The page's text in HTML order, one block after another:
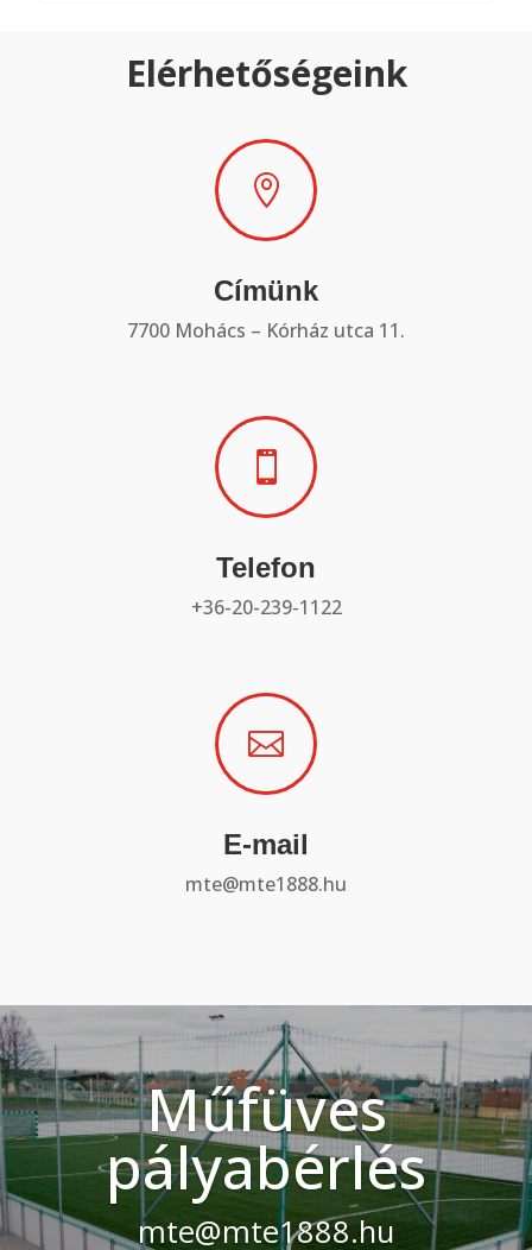
Elérhetőségeink

Címünk
7700 Mohács – Kórház utca 11.

Telefon
+36-20-239-1122

E-mail
mte@mte1888.hu
Műfüves
pályabérlés
mte@mte1888.hu